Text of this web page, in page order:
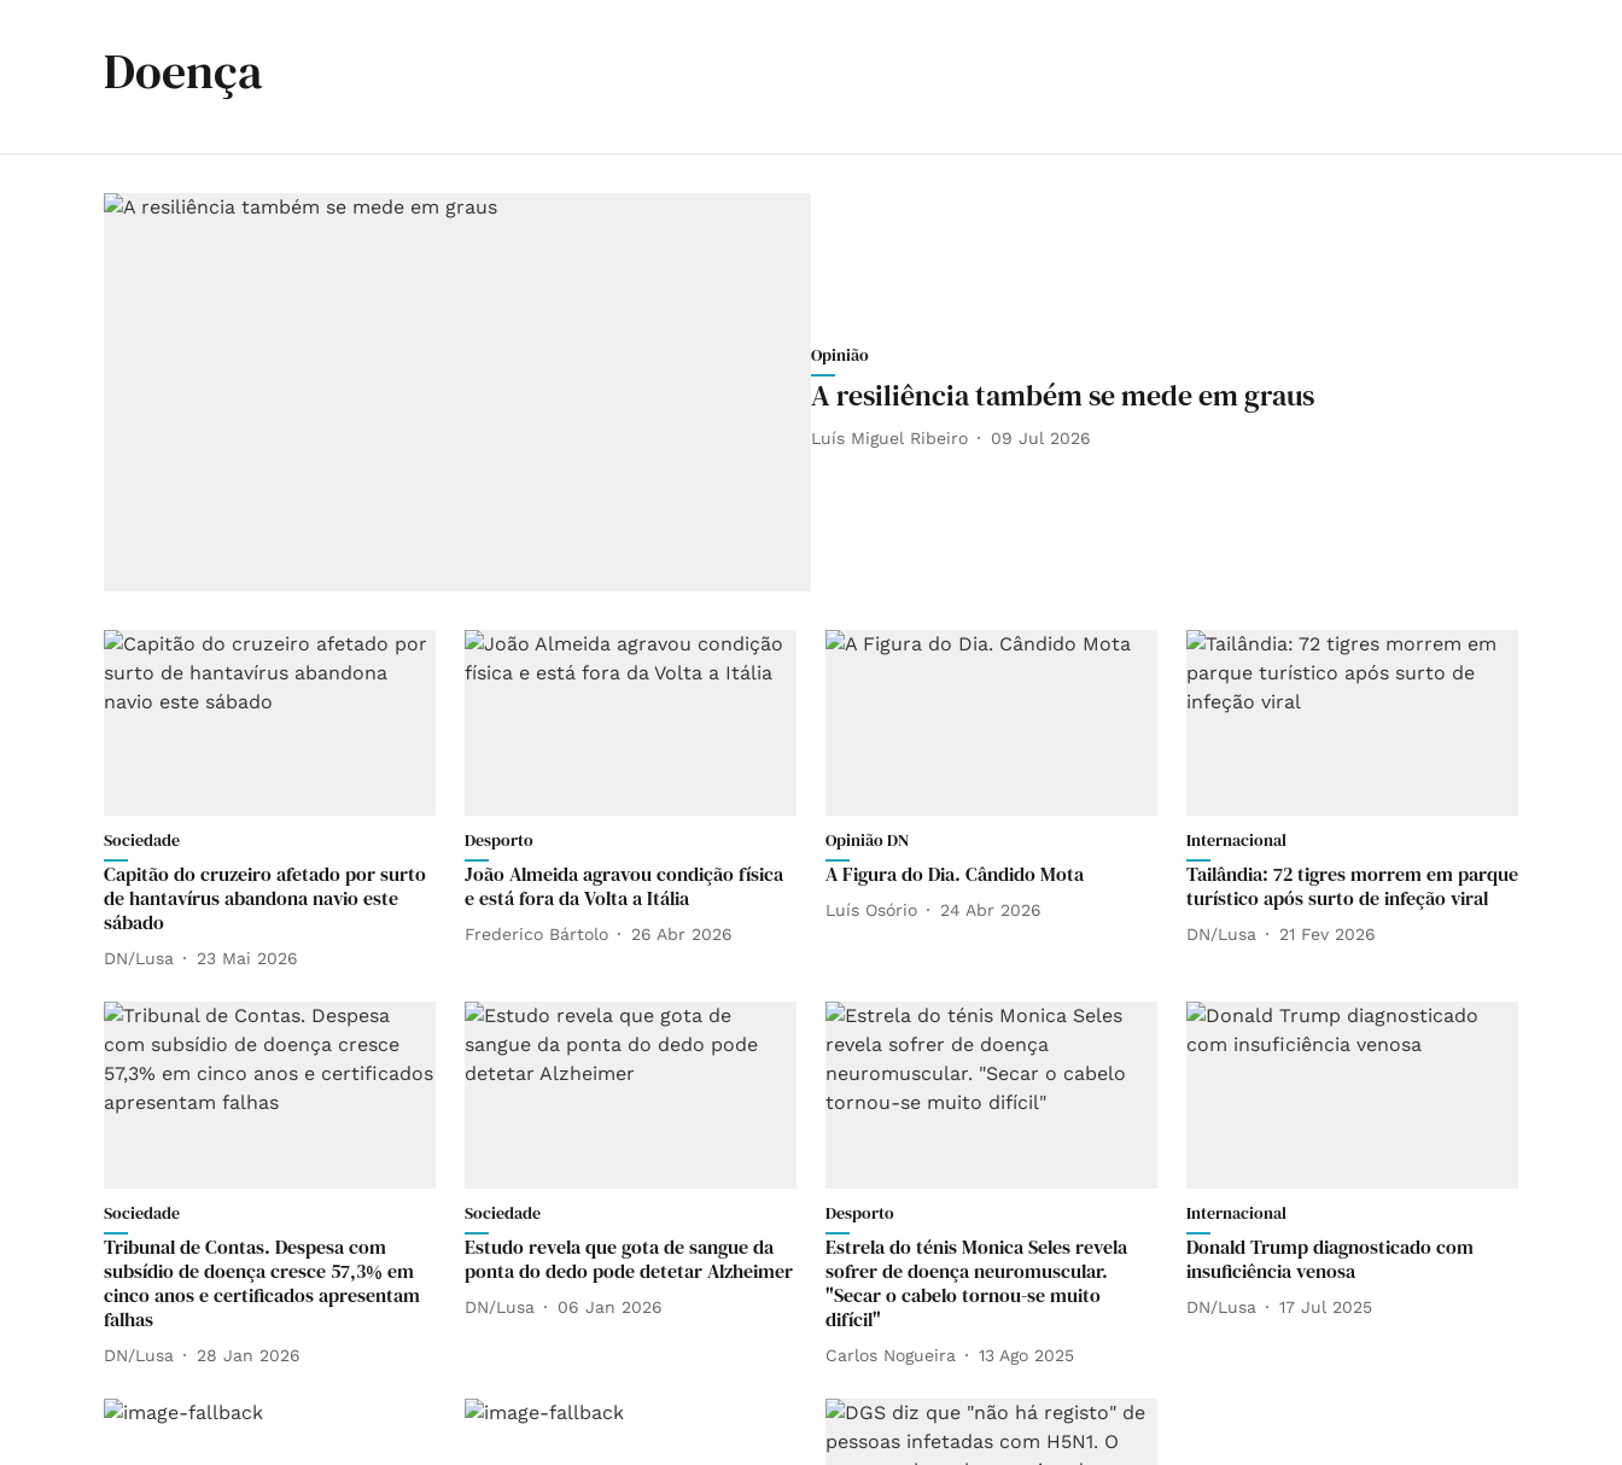
Doença
Opinião
A resiliência também se mede em graus
Luís Miguel Ribeiro 09 Jul 2026
Sociedade
Capitão do cruzeiro afetado por surto
de hantavírus abandona navio este
sábado
DN/Lusa 23 Mai 2026
Desporto
João Almeida agravou condição física
e está fora da Volta a Itália
Frederico Bártolo 26 Abr 2026
Opinião DN
A Figura do Dia. Cândido Mota
Luís Osório 24 Abr 2026
Internacional
Tailândia: 72 tigres morrem em parque
turístico após surto de infeção viral
DN/Lusa 21 Fev 2026
Sociedade
Tribunal de Contas. Despesa com
subsídio de doença cresce 57,3% em
cinco anos e certificados apresentam
falhas
DN/Lusa 28 Jan 2026
Sociedade
Estudo revela que gota de sangue da
ponta do dedo pode detetar Alzheimer
DN/Lusa 06 Jan 2026
Desporto
Estrela do ténis Monica Seles revela
sofrer de doença neuromuscular.
"Secar o cabelo tornou-se muito
difícil"
Carlos Nogueira 13 Ago 2025
Internacional
Donald Trump diagnosticado com
insuficiência venosa
DN/Lusa 17 Jul 2025